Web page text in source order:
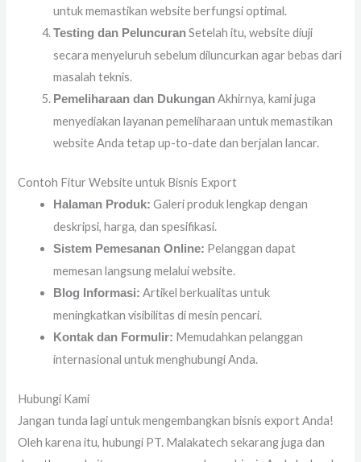
untuk memastikan website berfungsi optimal.
Testing dan PeluncuranSetelah itu, website diuji
secara menyeluruh sebelum diluncurkan agar bebas dari
masalah teknis.
Pemeliharaan dan DukunganAkhirnya, kami juga
menyediakan layanan pemeliharaan untuk memastikan
website Anda tetap up-to-date dan berjalan lancar.
Contoh Fitur Website untuk Bisnis Export
Halaman Produk: Galeri produk lengkap dengan
deskripsi, harga, dan spesifikasi.
Sistem Pemesanan Online: Pelanggan dapat
memesan langsung melalui website.
Blog Informasi: Artikel berkualitas untuk
meningkatkan visibilitas di mesin pencari.
Kontak dan Formulir: Memudahkan pelanggan
internasional untuk menghubungi Anda.
Hubungi Kami
Jangan tunda lagi untuk mengembangkan bisnis export Anda!
Oleh karena itu, hubungi PT. Malakatech sekarang juga dan